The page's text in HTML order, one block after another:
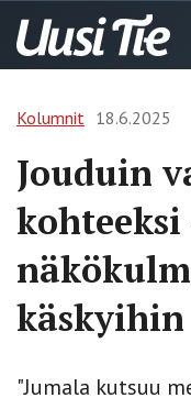
Kolumnit 18.6.2025
Jouduin
kohteeksi
käskyihin
"Jumala kutsuu